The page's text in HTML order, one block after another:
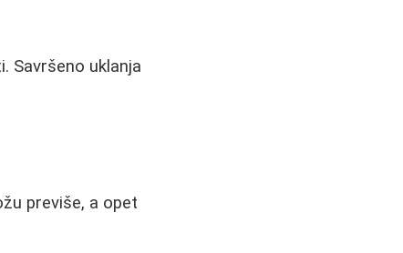
Savršeno uklanja
previše, a opet